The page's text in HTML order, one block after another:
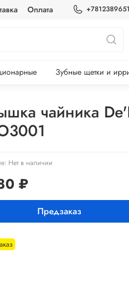
Оплата
Зубные щетки и
Нет в наличии
чайника
₽
Предзаказ